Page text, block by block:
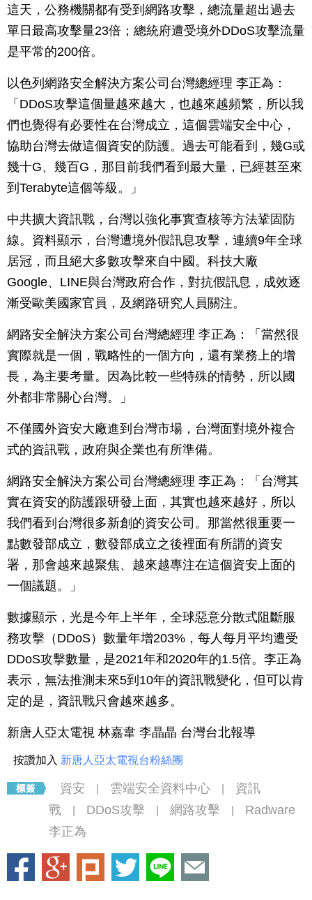
這天，公務機關都有受到網路攻擊，總流量超出過去
單日最高攻擊量23倍；總統府遭受境外DDoS攻擊流量
是平常的200倍。
以色列網路安全解決方案公司台灣總經理 李正為：
「DDoS攻擊這個量越來越大，也越來越頻繁，所以我
們也覺得有必要性在台灣成立，這個雲端安全中心，
協助台灣去做這個資安的防護。過去可能看到，幾G或
幾十G、幾百G，那目前我們看到最大量，已經甚至來
到Terabyte這個等級。」
中共擴大資訊戰，台灣以強化事實查核等方法鞏固防
線。資料顯示，台灣遭境外假訊息攻擊，連續9年全球
居冠，而且絕大多數攻擊來自中國。科技大廠
Google、LINE與台灣政府合作，對抗假訊息，成效逐
漸受歐美國家官員，及網路研究人員關注。
網路安全解決方案公司台灣總經理 李正為：「當然很
實際就是一個，戰略性的一個方向，還有業務上的增
長，為主要考量。因為比較一些特殊的情勢，所以國
外都非常關心台灣。」
不僅國外資安大廠進到台灣市場，台灣面對境外複合
式的資訊戰，政府與企業也有所準備。
網路安全解決方案公司台灣總經理 李正為：「台灣其
實在資安的防護跟研發上面，其實也越來越好，所以
我們看到台灣很多新創的資安公司。那當然很重要一
點數發部成立，數發部成立之後裡面有所謂的資安
署，那會越來越聚焦、越來越專注在這個資安上面的
一個議題。」
數據顯示，光是今年上半年，全球惡意分散式阻斷服
務攻擊（DDoS）數量年增203%，每人每月平均遭受
DDoS攻擊數量，是2021年和2020年的1.5倍。李正為
表示，無法推測未來5到10年的資訊戰變化，但可以肯
定的是，資訊戰只會越來越多。
新唐人亞太電視 林嘉韋 李晶晶 台灣台北報導
按讚加入 新唐人亞太電視台粉絲團
資安 雲端安全資料中心
資訊
戰
DDoS攻擊 網路攻擊
Radware
李正為